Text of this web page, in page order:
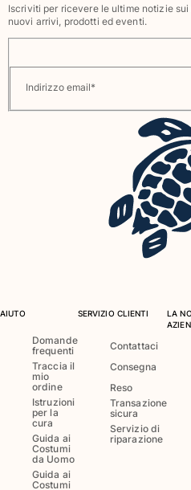
Tute
Pantaloncini
T-shirt
Vedi tutti i Abbigliamento
Neonato
Vedi tutti i Accessori
Cappelli e Cappellini
Vedi tutti i Cappelli e
Telli mare & Pareo
Telo mare unisex
Vedi tutti i Telli mare & Pareo
Borse
Iscriviti per ricevere le ultime notizie sui
nuovi arrivi, prodotti ed eventi.
Indirizzo email*
AIUTO
Domande
frequenti
Traccia il
mio
ordine
Istruzioni
per la
cura
Guida ai
Costumi
da Uomo
Guida ai
Costumi
SERVIZIO CLIENTI
Contattaci
Consegna
Reso
Transazione
sicura
Servizio di
riparazione
LA